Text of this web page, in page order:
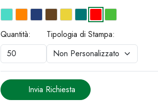
Quantità: Tipologia di Stampa:
Invia Richiesta